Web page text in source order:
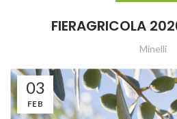
FIERAGRICOLA
Minelli
03
FEB